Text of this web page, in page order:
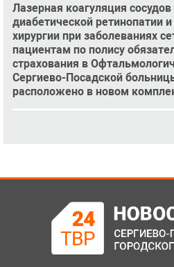
Лазерная коагуляция
диабетической ретинопатии
хирургии при заболеваниях
пациентам по полису
страхования в
Сергиево-Посадской
расположено в новом